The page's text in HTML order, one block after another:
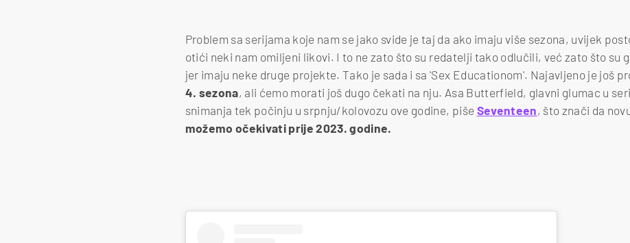
Problem sa serijama koje nam se jako svide je taj da ako imaju više sezona, uvijek
otići neki nam omiljeni likovi. I to ne zato što su redatelji tako odlučili, već zato što su
jer imaju neke druge projekte. Tako je sada i sa 'Sex Educationom'. Najavljeno je još
4. sezona, ali ćemo morati još dugo čekati na nju. Asa Butterfield, glavni glumac u
snimanja tek počinju u srpnju/kolovozu ove godine, piše Seventeen , što znači da
možemo očekivati prije 2023. godine.